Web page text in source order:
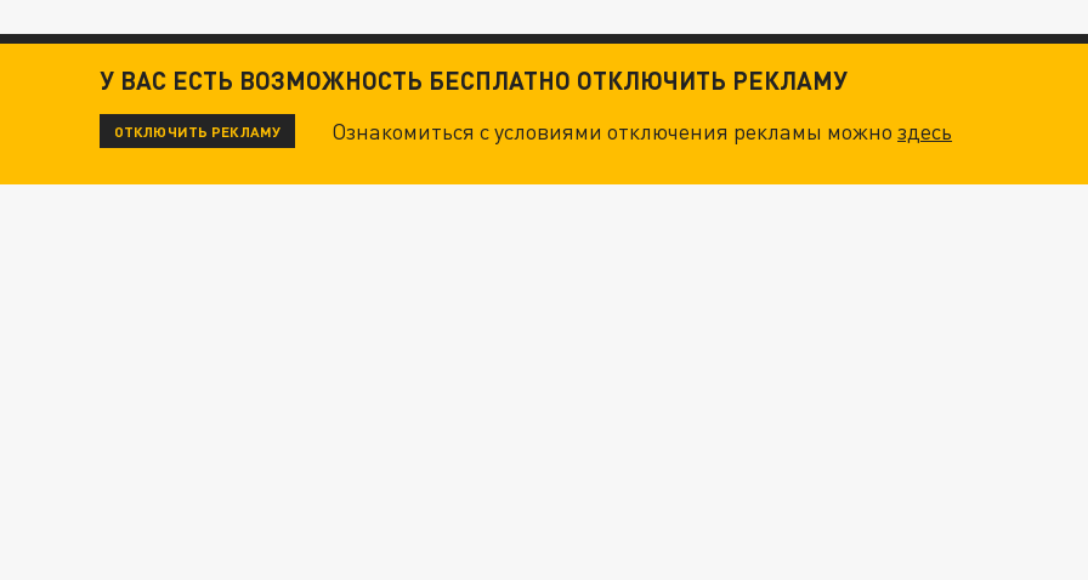
У ВАС ЕСТЬ ВОЗМОЖНОСТЬ БЕСПЛАТНО ОТКЛЮЧИТЬ РЕКЛАМУ
ОТКЛЮЧИТЬ РЕКЛАМУ Ознакомиться с условиями отключения рекламы можноздесь